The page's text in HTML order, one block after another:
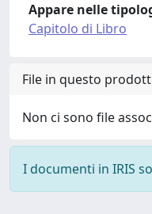
Appare nelle
Capitolo di Libro
File in questo
Non ci sono file
I documenti in IRIS